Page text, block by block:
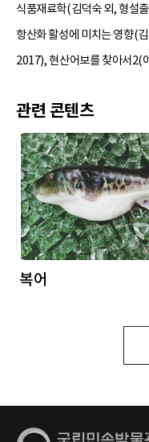
식품재료학(김덕숙 외, 형설
항산화 활성에 미치는 영향(
2017), 현산어보를 찾아서2(
관련 콘텐츠
복어